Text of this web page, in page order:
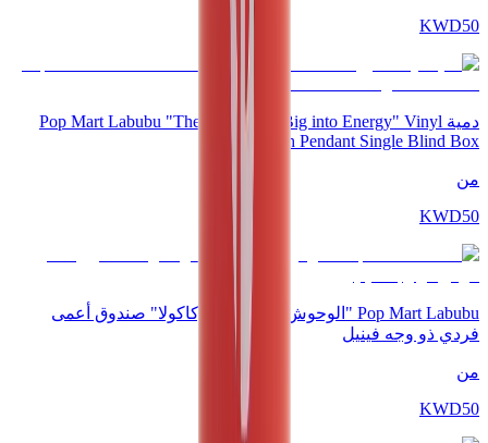
KWD50
دمية Pop Mart Labubu "The Monsters - Big into Energy" Vinyl
Plush Pendant Single Blind Box
من
KWD50
Pop Mart Labubu "الوحوش - سلسلة كوكاكولا" صندوق أعمى
فردي ذو وجه فينيل
من
KWD50